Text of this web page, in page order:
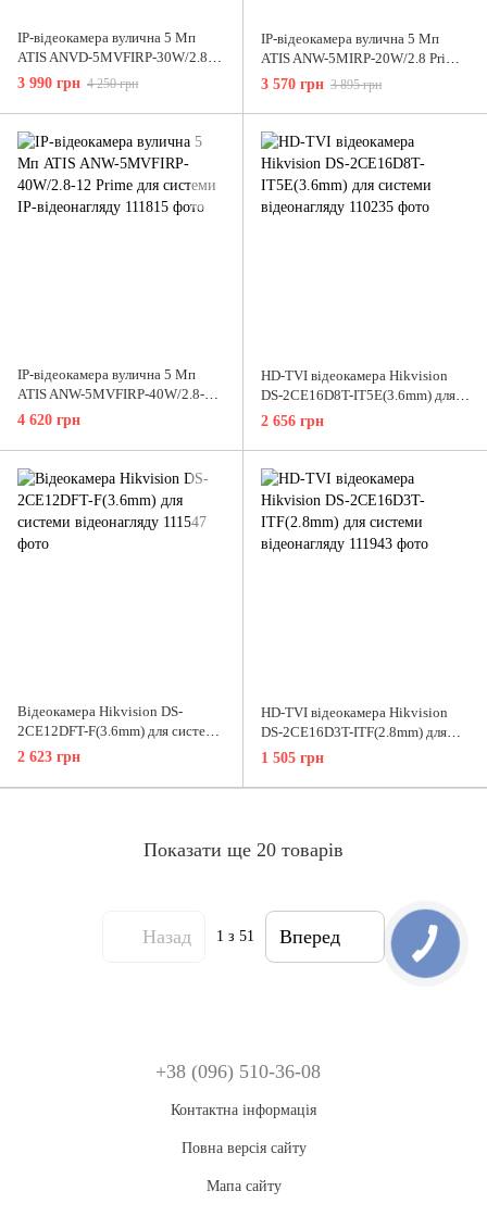
IP-відеокамера вулична 5 Мп
ATIS ANVD-5MVFIRP-30W/2.8-
12 Prime для системи IP-
відеонагляду
3 990 грн 4 250 грн
IP-відеокамера вулична 5 Мп
ATIS ANW-5MIRP-20W/2.8 Prime
для системи IP-відеонагляду
3 570 грн 3 895 грн
IP-відеокамера вулична 5 Мп
ATIS ANW-5MVFIRP-40W/2.8-12
Prime для системи IP-
відеонагляду
4 620 грн
HD-TVI відеокамера Hikvision
DS-2CE16D8T-IT5E(3.6mm) для
системи відеонагляду
2 656 грн
Відеокамера Hikvision DS-
2CE12DFT-F(3.6mm) для системи
відеонагляду
2 623 грн
HD-TVI відеокамера Hikvision
DS-2CE16D3T-ITF(2.8mm) для
системи відеонагляду
1 505 грн
Показати ще 20 товарів
Назад 1 з 51 Вперед
+38 (096) 510-36-08
Контактна інформація
Повна версія сайту
Мапа сайту